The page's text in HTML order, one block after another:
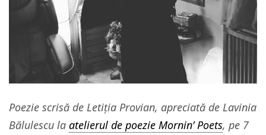
Poezie scrisă de Letiția Provian, apreciată de Lavinia
Bălulescu la atelierul de poezie Mornin’ Poets, pe 7